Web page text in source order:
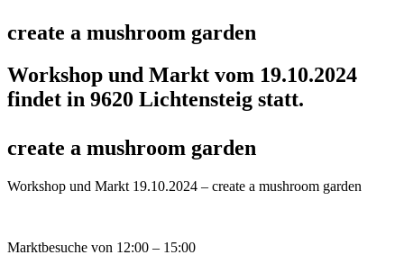
create a mushroom garden
Workshop und Markt vom 19.10.2024
findet in 9620 Lichtensteig statt.
create a mushroom garden
Workshop und Markt 19.10.2024 – create a mushroom garden
Marktbesuche von 12:00 – 15:00